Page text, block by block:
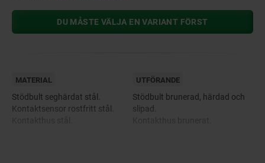
DU MÅSTE VÄLJA EN VARIANT FÖRST
MATERIAL
Stödbult seghärdat stål.
Kontaktsensor rostfritt stål.
UTFÖRANDE
Stödbult brunerad, härdad och
slipad.